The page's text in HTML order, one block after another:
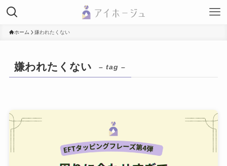
ホーム 嫌われたくない
嫌われたくない – tag –